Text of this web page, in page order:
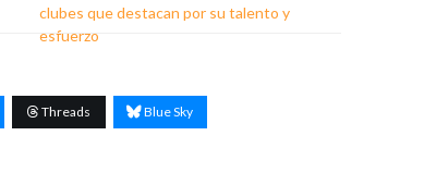
clubes que destacan por su talento y
esfuerzo
Threads Blue Sky